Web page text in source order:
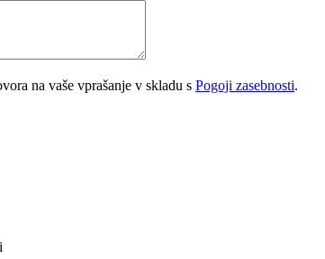
na vaše vprašanje v skladu s Pogoji zasebnosti.